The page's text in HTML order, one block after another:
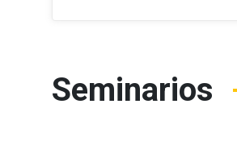
Seminarios